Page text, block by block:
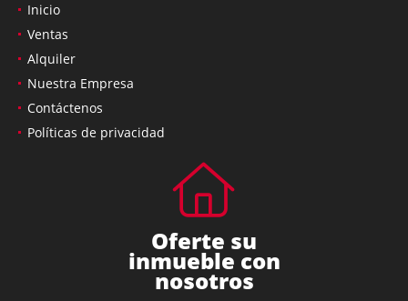
Inicio
Ventas
Alquiler
Nuestra Empresa
Contáctenos
Políticas de privacidad
Oferte su
inmueble con
nosotros